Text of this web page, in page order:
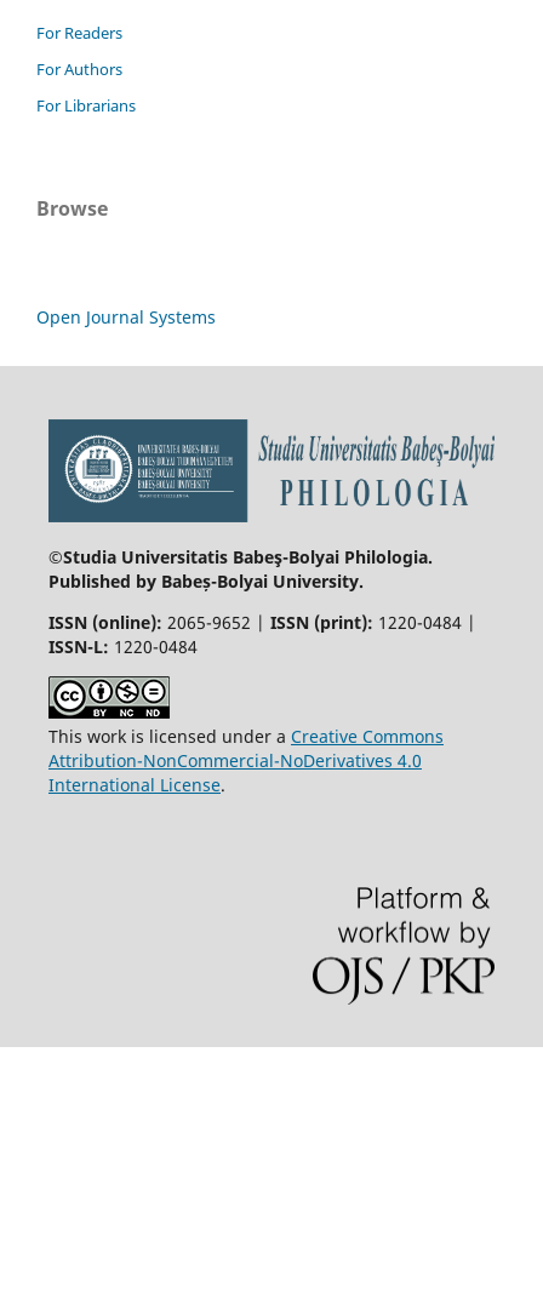
For Readers
For Authors
For Librarians
Browse
Open Journal Systems
©Studia Universitatis Babeş-Bolyai Philologia.
Published by Babeș-Bolyai University.
ISSN (online): 2065-9652 | ISSN (print): 1220-0484 |
ISSN-L: 1220-0484
This work is licensed under a Creative Commons
Attribution-NonCommercial-NoDerivatives 4.0
International License.